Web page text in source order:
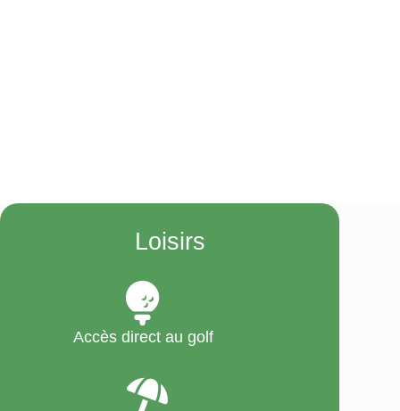
Loisirs
Accès direct au golf